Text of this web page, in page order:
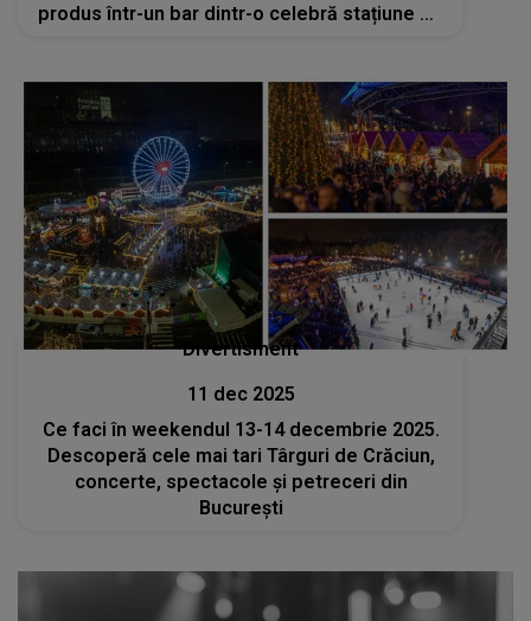
produs într-un bar dintr-o celebră stațiune de
Divertisment
11 dec 2025
Ce faci în weekendul 13-14 decembrie 2025.
Descoperă cele mai tari Târguri de Crăciun,
concerte, spectacole și petreceri din
București